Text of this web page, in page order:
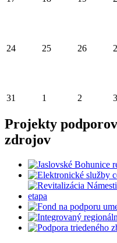
24 25 26
31 1 2 3
Projekty
zdrojov